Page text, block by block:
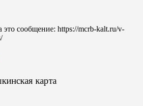
это сообщение: https://mcrb-kalt.ru/v-
карта